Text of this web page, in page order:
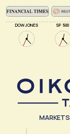
DOW JONES SP 500
MARKETS